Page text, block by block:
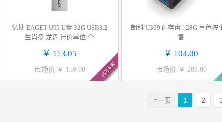
忆捷 EAGET U95 U盘 32G USB3.2
生肖盘 龙盘 计价单位:个
￥ 113.05
市场价:￥ 159.00 领先未来
朗科 U309 闪存盘 128G 黑色按
售
￥ 104.00
市场价:￥ 288.00
上一页 1 2